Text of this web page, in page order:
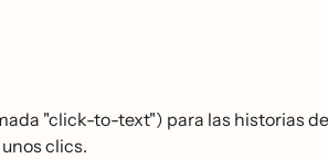
"click-to-text") para las historias
clics.